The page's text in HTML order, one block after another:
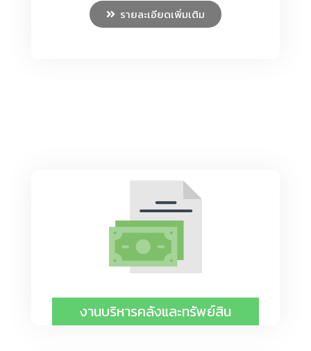
รายละเอียดเพิ่มเติม
งานบริหารคลังและทรัพย์สิน